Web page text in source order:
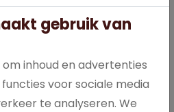
in een krokant
gebruik van
inhoud en advertenties
voor sociale media
te analyseren. We